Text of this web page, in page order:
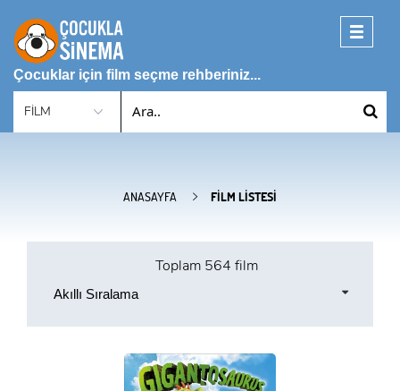
Toggle
Çocuklar için film seçme rehberiniz...
ANASAYFA FILM LISTESI
Toplam 564 film
Akıllı Sıralama